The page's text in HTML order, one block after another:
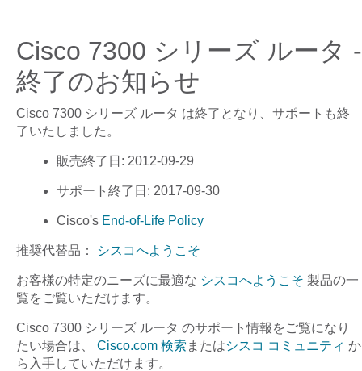
Cisco 7300 シリーズ ルータ -
終了のお知らせ
Cisco 7300 シリーズ ルータ は終了となり、サポートも終
了いたしました。
販売終了日 : 2012-09-29
サポート終了日 : 2017-09-30
Cisco's End-of-Life Policy
推奨代替品： シスコへようこそ
お客様の特定のニーズに最適な シスコへようこそ 製品の一
覧をご覧いただけます。
Cisco 7300 シリーズ ルータ のサポート情報をご覧になり
たい場合は、 Cisco.com 検索 またはシスコ コミュニティ か
ら入手していただけます。